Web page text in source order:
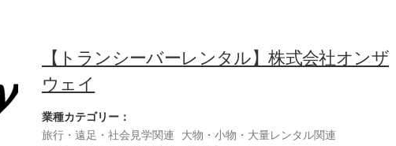
【トランシーバーレンタル】株式会社オンザ
ウェイ
業種カテゴリー：
旅行・遠足・社会見学関連
大物・小物・大量レンタル関連